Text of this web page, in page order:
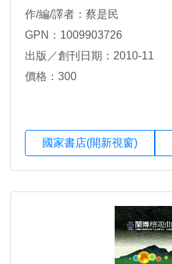
作/編/譯者：蔡是民
GPN：1009903726
出版／創刊日期：2010-11
價格：300
國家書店(開新視窗)